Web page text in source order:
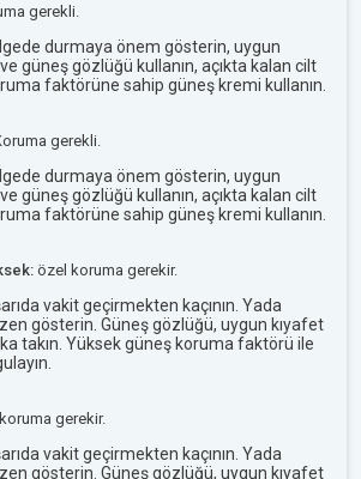
gerekli.
durmaya önem gösterin, uygun
güneş gözlüğü kullanın, açıkta kalan cilt
faktörüne sahip güneş kremi kullanın.
gerekli.
durmaya önem gösterin, uygun
güneş gözlüğü kullanın, açıkta kalan cilt
faktörüne sahip güneş kremi kullanın.
özel koruma gerekir.
vakit geçirmekten kaçının. Yada
gösterin. Güneş gözlüğü, uygun kıyafet
takın. Yüksek güneş koruma faktörü ile
gerekir.
vakit geçirmekten kaçının. Yada
gösterin. Güneş gözlüğü, uygun kıyafet